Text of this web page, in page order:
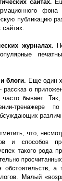
сайтах.
фона
публикацию
журналах.
блоги. Еще один
о
бывает.
тренажере
что,
и способов
такого рода
обстоятельств,
Малый